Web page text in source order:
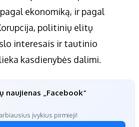
ekonomiką, ir pagal
politinių elitų
interesais ir tautinio
kasdienybės dalimi.
naujienas „Facebook“
įvykius pirmieji!